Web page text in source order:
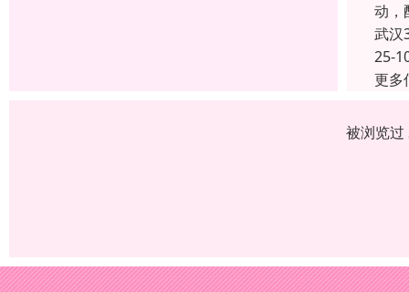
动，
武汉
25-
更多
被浏览